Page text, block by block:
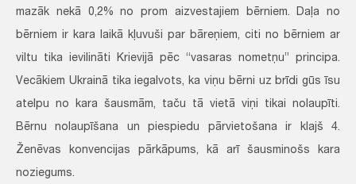
mazāk nekā 0,2% no prom aizvestajiem bērniem. Daļa no
bērniem ir kara laikā kļuvuši par bāreņiem, citi no bērniem ar
viltu tika ievilināti Krievijā pēc “vasaras nometņu” principa.
Vecākiem Ukrainā tika iegalvots, ka viņu bērni uz brīdi gūs īsu
atelpu no kara šausmām, taču tā vietā viņi tikai nolaupīti.
Bērnu nolaupīšana un piespiedu pārvietošana ir klajš 4.
Ženēvas konvencijas pārkāpums, kā arī šausminošs kara
noziegums.